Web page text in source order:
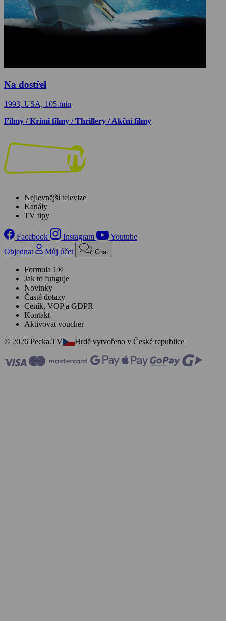
Na dostřel
1993, USA, 105 min
Filmy / Krimi filmy / Thrillery / Akční filmy
Nejlevnější televize
Kanály
TV tipy
Facebook Instagram
Youtube
Objednat
Můj účet Chat
Formula 1®
Jak to funguje
Novinky
Časté dotazy
Ceník, VOP a GDPR
Kontakt
Aktivovat voucher
© 2026 Pecka.TV
Hrdě vytvořeno v České republice